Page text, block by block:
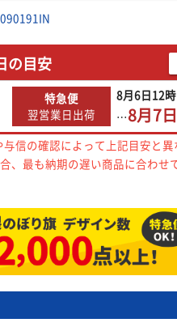
の目安
特急便
翌営業日出荷
8月6日12時
…8月7日
信の確認によって上記目安と異
最も納期の遅い商品に合わせ